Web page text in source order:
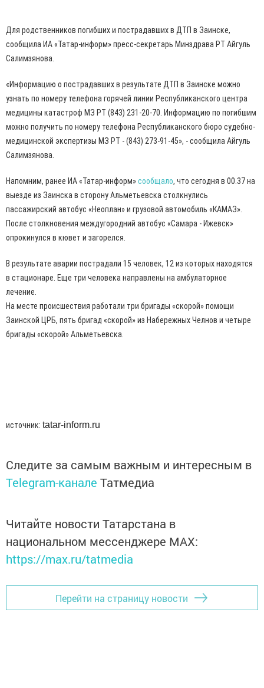
Для родственников погибших и пострадавших в ДТП в Заинске,
сообщила ИА «Татар-информ» пресс-секретарь Минздрава РТ Айгуль
Салимзянова.
«Информацию о пострадавших в результате ДТП в Заинске можно
узнать по номеру телефона горячей линии Республиканского центра
медицины катастроф МЗ РТ (843) 231-20-70. Информацию по погибшим
можно получить по номеру телефона Республиканского бюро судебно-
медицинской экспертизы МЗ РТ - (843) 273-91-45», - сообщила Айгуль
Салимзянова.
Напомним, ранее ИА «Татар-информ»сообщало, что сегодня в 00.37 на
выезде из Заинска в сторону Альметьевска столкнулись
пассажирский автобус «Неоплан» и грузовой автомобиль «КАМАЗ».
После столкновения междугородний автобус «Самара - Ижевск»
опрокинулся в кювет и загорелся.
В результате аварии пострадали 15 человек, 12 из которых находятся
в стационаре. Еще три человека направлены на амбулаторное
лечение.
На месте происшествия работали три бригады «скорой» помощи
Заинской ЦРБ, пять бригад «скорой» из Набережных Челнов и четыре
бригады «скорой» Альметьевска.
источник: tatar-inform.ru
Следите за самым важным и интересным в
Telegram-канале Татмедиа
Читайте новости Татарстана в
национальном мессенджере MАХ:
https://max.ru/tatmedia
Перейти на страницу новости